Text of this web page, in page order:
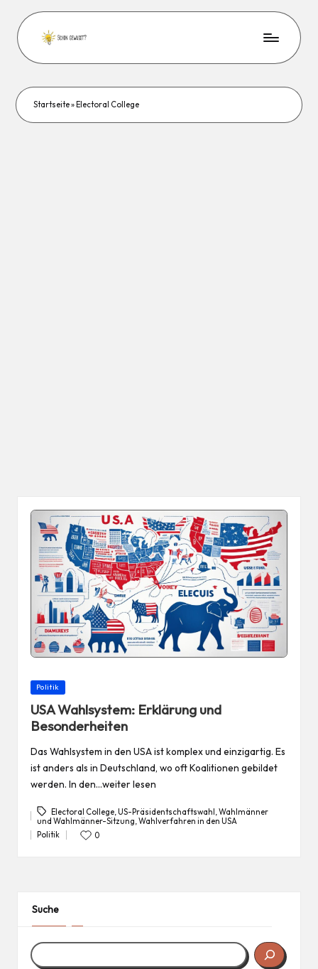
Startseite» Electoral College
Posted
Politik
USA Wahlsystem: Erklärung und
Besonderheiten
Das Wahlsystem in den USA ist komplex und einzigartig. Es
ist anders als in Deutschland, wo oft Koalitionen gebildet
werden. In den…weiter lesen
Tags:
Electoral College ,US-Präsidentschaftswahl ,Wahlmänner
und Wahlmänner-Sitzung Wahlverfahren in den USA
Posted
Politik 0
Suche